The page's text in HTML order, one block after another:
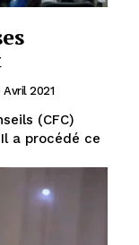
Avril 2021
(CFC)
a procédé ce